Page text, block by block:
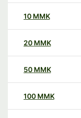
10 MMK
20 MMK
50 MMK
100 MMK